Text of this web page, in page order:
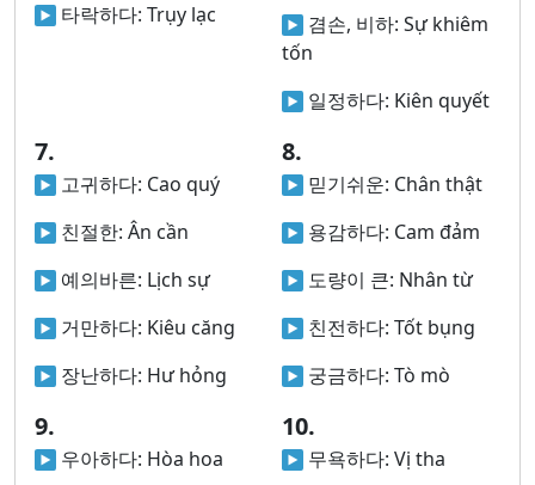
타락하다: Trụy lạc
겸손, 비하: Sự khiêm
tốn
일정하다: Kiên quyết
7.
고귀하다: Cao quý
친절한: Ân cần
예의바른: Lịch sự
거만하다: Kiêu căng
장난하다: Hư hỏng
8.
믿기쉬운: Chân thật
용감하다: Cam đảm
도량이 큰: Nhân từ
친전하다: Tốt bụng
궁금하다: Tò mò
9.
우아하다: Hòa hoa
10.
무욕하다: Vị tha